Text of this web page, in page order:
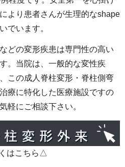
より患者さんが生理的なshape
でいます。
どの変形疾患は専門性の高い
。当院は、一般的な変性疾
この成人脊柱変形・脊柱側弯
療に特化した医療施設ですの
軽にご相談下さい。
はこちら△